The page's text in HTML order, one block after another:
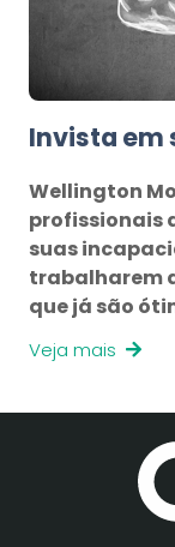
Invista em
Wellington
profissionais
suas
trabalharem
que já são
Veja mais